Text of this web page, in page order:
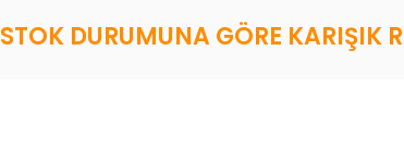
STOK DURUMUNA GÖRE KARIŞIK